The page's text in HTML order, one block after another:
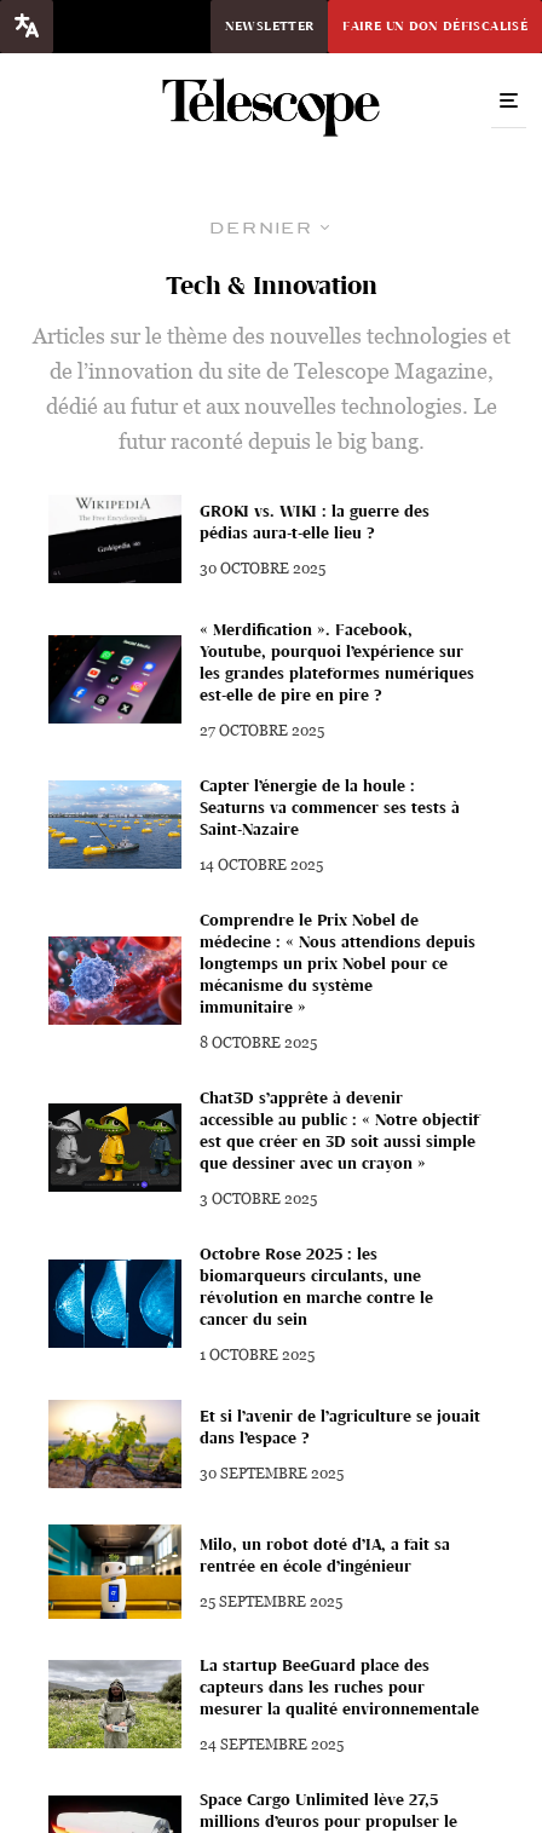
NEWSLETTER FAIRE UN DON DÉFISCALISÉ
Dernier
Tech & Innovation
Articles sur le thème des nouvelles technologies et
de l’innovation du site de Telescope Magazine,
dédié au futur et aux nouvelles technologies. Le
futur raconté depuis le big bang.
GROKI vs. WIKI : la guerre des
pédias aura-t-elle lieu ?
30 OCTOBRE 2025
« Merdification ». Facebook,
Youtube, pourquoi l’expérience sur
les grandes plateformes numériques
est-elle de pire en pire ?
27 OCTOBRE 2025
Capter l’énergie de la houle :
Seaturns va commencer ses tests à
Saint-Nazaire
14 OCTOBRE 2025
Comprendre le Prix Nobel de
médecine : « Nous attendions depuis
longtemps un prix Nobel pour ce
mécanisme du système
immunitaire »
8 OCTOBRE 2025
Chat3D s’apprête à devenir
accessible au public : « Notre objectif
est que créer en 3D soit aussi simple
que dessiner avec un crayon »
3 OCTOBRE 2025
Octobre Rose 2025 : les
biomarqueurs circulants, une
révolution en marche contre le
cancer du sein
1 OCTOBRE 2025
Et si l’avenir de l’agriculture se jouait
dans l’espace ?
30 SEPTEMBRE 2025
Milo, un robot doté d’IA, a fait sa
rentrée en école d’ingénieur
25 SEPTEMBRE 2025
La startup BeeGuard place des
capteurs dans les ruches pour
mesurer la qualité environnementale
24 SEPTEMBRE 2025
Space Cargo Unlimited lève 27,5
millions d’euros pour propulser le